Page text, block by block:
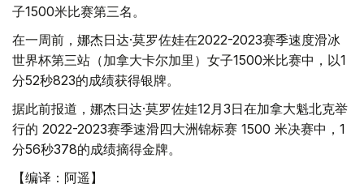
子1500米比赛第三名。
在一周前，娜杰日达·莫罗佐娃在2022-2023赛季速度滑冰
世界杯第三站（加拿大卡尔加里）女子1500米比赛中，以1
分52秒823的成绩获得银牌。
据此前报道，娜杰日达·莫罗佐娃12月3日在加拿大魁北克举
行的 2022-2023赛季速滑四大洲锦标赛 1500 米决赛中，1
分56秒378的成绩摘得金牌。
【编译：阿遥】